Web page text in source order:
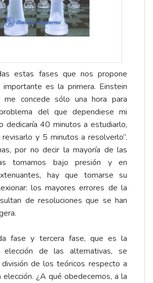
estas fases que nos propone
es la primera. Einstein
me concede sólo una hora para
del que dependiese mi
dedicaría 40 minutos a estudiarlo,
y 5 minutos a resolverlo”.
por no decir la mayoría de las
tomamos bajo presión y en
hay que tomarse su
los mayores errores de la
de resoluciones que se han
fase y tercera fase, que es la
elección de las alternativas, se
de los teóricos respecto a
elección. ¿A qué obedecemos, a la